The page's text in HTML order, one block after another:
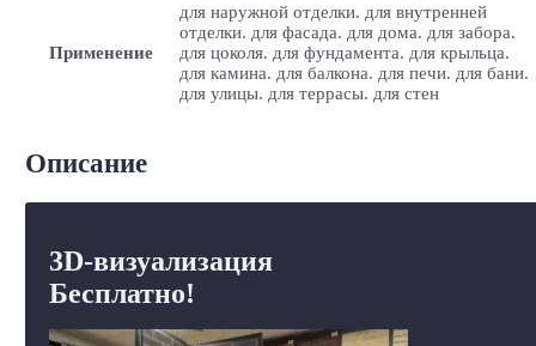
Применение
для наружной отделки. для внутренней
отделки. для фасада. для дома. для забора.
для цоколя. для фундамента. для крыльца.
для камина. для балкона. для печи. для бани.
для улицы. для террасы. для стен
Описание
3D-визуализация
Бесплатно!